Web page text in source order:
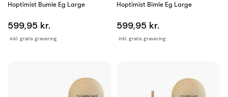
Hoptimist Bumle Eg Large
inkl. gratis gravering
599,95 kr.
Hoptimist Bimle Eg Large
inkl. gratis gravering
599,95 kr.